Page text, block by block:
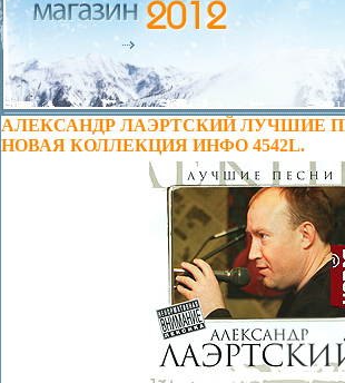
АЛЕКСАНДР ЛАЭРТСКИЙ ЛУЧШИЕ
НОВАЯ КОЛЛЕКЦИЯ ИНФО 4542L.